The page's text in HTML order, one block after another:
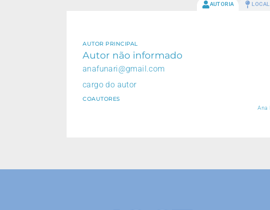
AUTORIA LOCAL
AUTOR PRINCIPAL
Autor não informado
anafunari@gmail.com
cargo do autor
COAUTORES
Ana